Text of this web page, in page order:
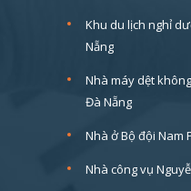
Khu du lịch nghỉ
Nẵng
Nhà máy dệt
Đà Nẵng
Nhà ở Bộ đội Nam
Nhà công vụ